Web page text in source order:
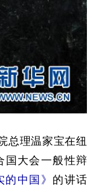
理温家宝在纽
国大会一般性辩
的中国》 的讲话